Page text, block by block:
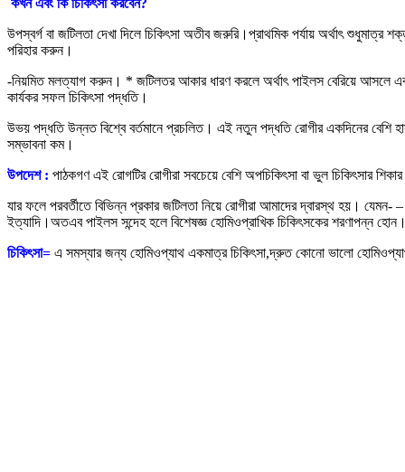
উপস্বর্গ বা জটিলতা দেখা দিলে চিকিৎসা অতীব জরুরি।প্রাথমিক পর্যায় অর্থাৎ
পরিহার করুন।
-নিয়মিত মলত্যাগ করুন। * জটিলতর আকার ধারণ করলে অর্থাৎ পাইলস বেরিয়ে আসলে
কার্যকর সফল চিকিৎসা পদ্ধতি।
উভয় পদ্ধতি উন্নত বিশ্বে বর্তমানে প্রচলিত। এই নতুন পদ্ধতি রোগীর একদিনের বেশি
সম্ভাবনা কম।
উপদেশ : পাঠকগণ এই রোগটির রোগীরা সবচেয়ে বেশি অপচিকিৎসা বা ভুল চিকিৎসার
যার ফলে পরবর্তীতে বিভিন্ন প্রকার জটিলতা নিয়ে রোগীরা আমাদের দ্বারস্থ হয়। যেমন-
ইত্যাদি।অতএব পাইলস সন্দেহ হলে বিশেষজ্ঞ হোমিওপ্রাখিক চিকিৎসকের শরণাপন্ন হোন।
চিকিৎসা= এ সমস্যার জন্য হোমিওপ্যাথ একমাত্র চিকিৎসা,দ্রুত কোনো ভালো হোমিওপ্যাথ